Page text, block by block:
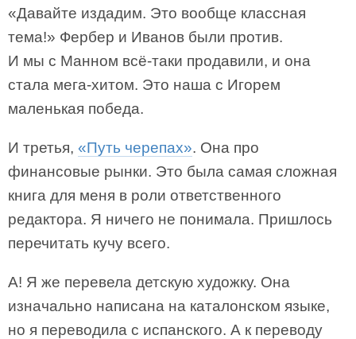
«Давайте издадим. Это вообще классная
тема!» Фербер и Иванов были против.
И мы с Манном всё-таки продавили, и она
стала мега-хитом. Это наша с Игорем
маленькая победа.
И третья, «Путь черепах». Она про
финансовые рынки. Это была самая сложная
книга для меня в роли ответственного
редактора. Я ничего не понимала. Пришлось
перечитать кучу всего.
А! Я же перевела детскую художку. Она
изначально написана на каталонском языке,
но я переводила с испанского. А к переводу